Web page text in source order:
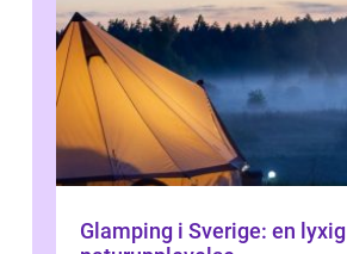
Glamping i Sverige: en lyxig